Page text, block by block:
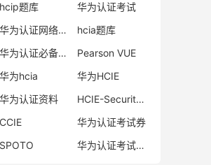
hcip题库
华为认证考试
华为认证网络工程师
hcia题库
华为认证必备电子书系列
Pearson VUE
华为hcia
华为HCIE
华为认证资料
HCIE-Security备考指南
CCIE
华为认证考试券
SPOTO 华为认证考试费用